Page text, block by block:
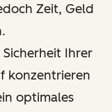
Zeit, Geld
Ihrer
konzentrieren
optimales